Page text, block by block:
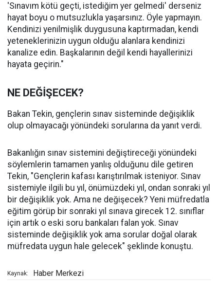
'Sınavım kötü geçti, istediğim yer gelmedi' derseniz
hayat boyu o mutsuzlukla yaşarsınız. Öyle yapmayın.
Kendinizi yenilmişlik duygusuna kaptırmadan, kendi
yeteneklerinizin uygun olduğu alanlara kendinizi
kanalize edin. Başkalarının değil kendi hayallerinizi
hayata geçirin."
NE DEĞİŞECEK?
Bakan Tekin, gençlerin sınav sisteminde değişiklik
olup olmayacağı yönündeki sorularına da yanıt verdi.
Bakanlığın sınav sistemini değiştireceği yönündeki
söylemlerin tamamen yanlış olduğunu dile getiren
Tekin, "Gençlerin kafası karıştırılmak isteniyor. Sınav
sistemiyle ilgili bu yıl, önümüzdeki yıl, ondan sonraki yıl
bir değişiklik yok. Ama ne değişecek? Yeni müfredatla
eğitim görüp bir sonraki yıl sınava girecek 12. sınıflar
için artık o eski soru bankaları falan yok. Sınav
sisteminde değişiklik yok ama sorular doğal olarak
müfredata uygun hale gelecek" şeklinde konuştu.
Kaynak: Haber Merkezi